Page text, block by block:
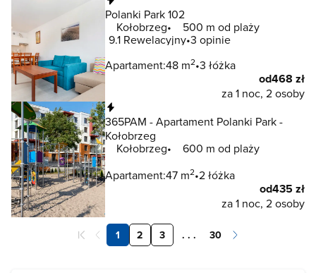
Polanki Park 102
Kołobrzeg
500 m od plaży
9.1 Rewelacyjny 3 opinie
Apartament:48 m2 3 łóżka
od468 zł
za 1 noc, 2 osoby
365PAM - Apartament Polanki Park -
Kołobrzeg
Kołobrzeg
600 m od plaży
Apartament:47 m2 2 łóżka
od435 zł
za 1 noc, 2 osoby
1 2 3 . . . 30